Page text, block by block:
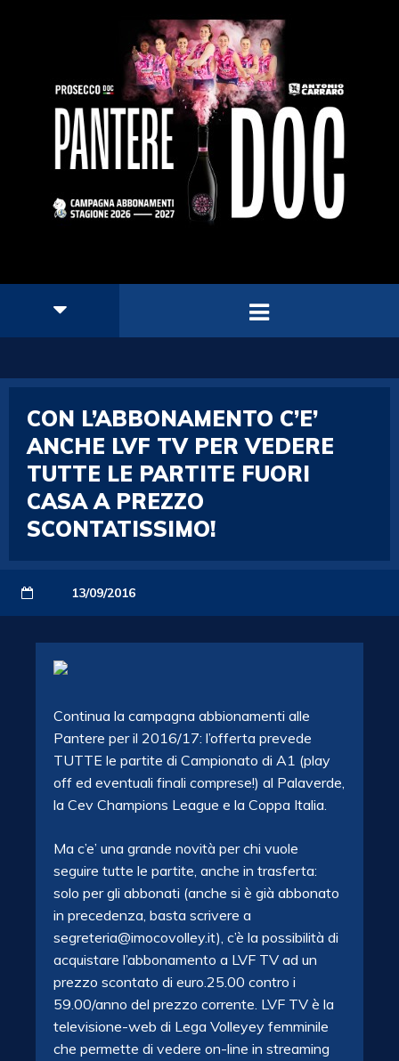
CON L’ABBONAMENTO C’E’
ANCHE LVF TV PER VEDERE
TUTTE LE PARTITE FUORI
CASA A PREZZO
SCONTATISSIMO!
13/09/2016
Continua la campagna abbionamenti alle
Pantere per il 2016/17: l’offerta prevede
TUTTE le partite di Campionato di A1 (play
off ed eventuali finali comprese!) al Palaverde,
la Cev Champions League e la Coppa Italia.
Ma c’e’ una grande novità per chi vuole
seguire tutte le partite, anche in trasferta:
solo per gli abbonati (anche si è già abbonato
in precedenza, basta scrivere a
segreteria@imocovolley.it), c’è la possibilità di
acquistare l’abbonamento a LVF TV ad un
prezzo scontato di euro.25.00 contro i
59.00/anno del prezzo corrente. LVF TV è la
televisione-web di Lega Volleyey femminile
che permette di vedere on-line in streaming